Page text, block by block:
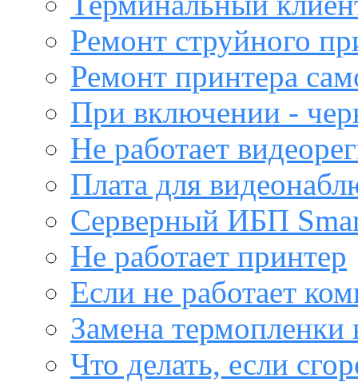
Ремонт струйного
Ремонт принтера
При включении -
Не работает
Плата для
Серверный ИБП
Не работает принтер
Если не работает
Замена термопленки
Что делать, если